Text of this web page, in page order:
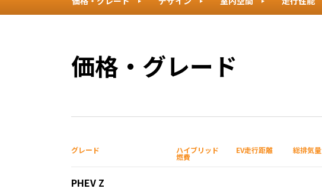
価格・グレード
グレード ハイブリッド
燃費
EV走行距離 総排気量
PHEV Z